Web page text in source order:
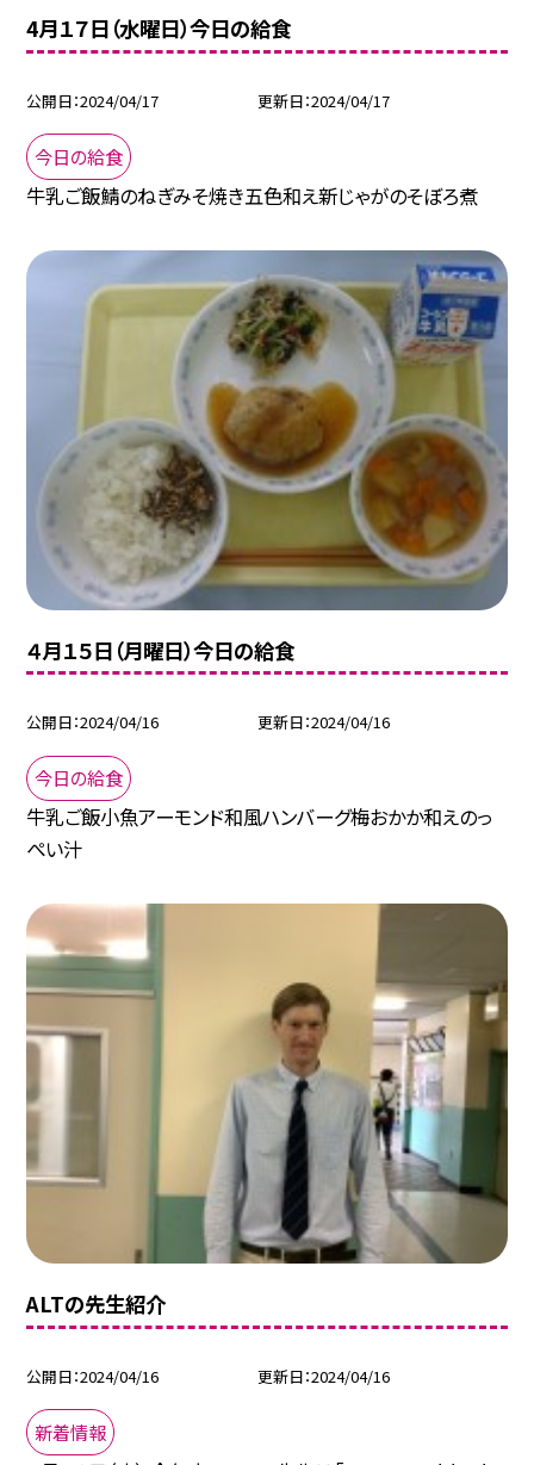
4月１７日（水曜日）今日の給食
公開日 2024/04/17 更新日 2024/04/17
今日の給食
牛乳ご飯鯖のねぎみそ焼き五色和え新じゃがのそぼろ煮
４月１５日（月曜日）今日の給食
公開日 2024/04/16 更新日 2024/04/16
今日の給食
牛乳ご飯小魚アーモンド和風ハンバーグ梅おかか和えのっ
ぺい汁
ALTの先生紹介
公開日 2024/04/16 更新日 2024/04/16
新着情報